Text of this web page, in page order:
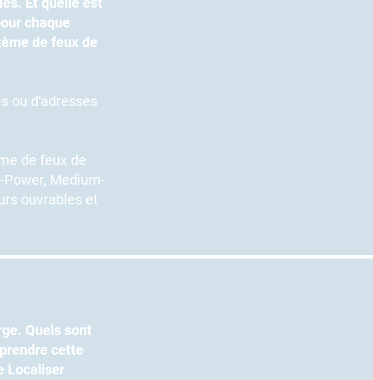
chaque
de feux de
ou d'adresses
de feux de
Medium-
ouvrables et
Quels sont
cette
Localiser